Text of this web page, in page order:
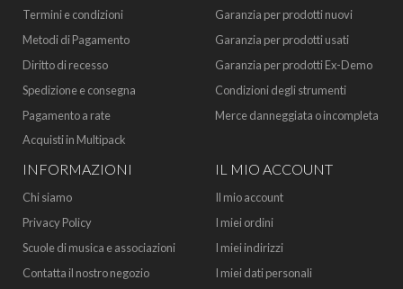
Termini e condizioni
Metodi di Pagamento
Diritto di recesso
Spedizione e consegna
Pagamento a rate
Acquisti in Multipack
Garanzia per prodotti nuovi
Garanzia per prodotti usati
Garanzia per prodotti Ex-Demo
Condizioni degli strumenti
Merce danneggiata o incompleta
INFORMAZIONI
Chi siamo
Privacy Policy
Scuole di musica e associazioni
Contatta il nostro negozio
IL MIO ACCOUNT
Il mio account
I miei ordini
I miei indirizzi
I miei dati personali